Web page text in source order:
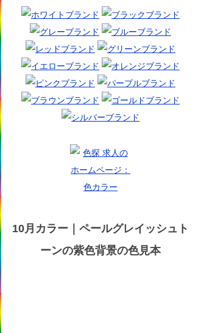
10月カラー｜ペールグレイッシュト
ーンの紫色背景の色見本